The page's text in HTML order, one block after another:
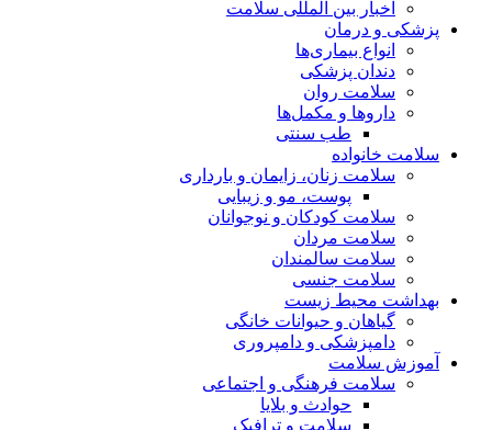
اخبار بین المللی سلامت
پزشکی و درمان
انواع بیماری‌ها
دندان پزشکی
سلامت روان
داروها و مکمل‌ها
طب سنتی
سلامت خانواده
سلامت زنان، زایمان و بارداری
پوست، مو و زیبایی
سلامت کودکان و نوجوانان
سلامت مردان
سلامت سالمندان
سلامت جنسی
بهداشت محیط زیست
گیاهان و حیوانات خانگی
دامپزشکی و دامپروری
آموزش سلامت
سلامت فرهنگی و اجتماعی
حوادث و بلایا
سلامت و ترافیک